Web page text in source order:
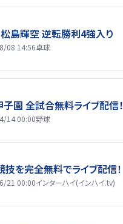
松島輝空 逆転勝利4強入り
08 14:56卓球
園 全試合無料ライブ配信！
14 00:00野球
技を完全無料でライブ配信！
21 00:00インターハイ(インハイ.tv)